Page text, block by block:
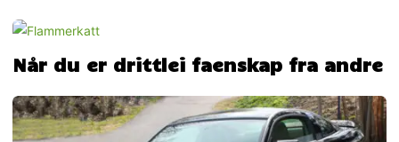
Når du er drittlei faenskap fra andre